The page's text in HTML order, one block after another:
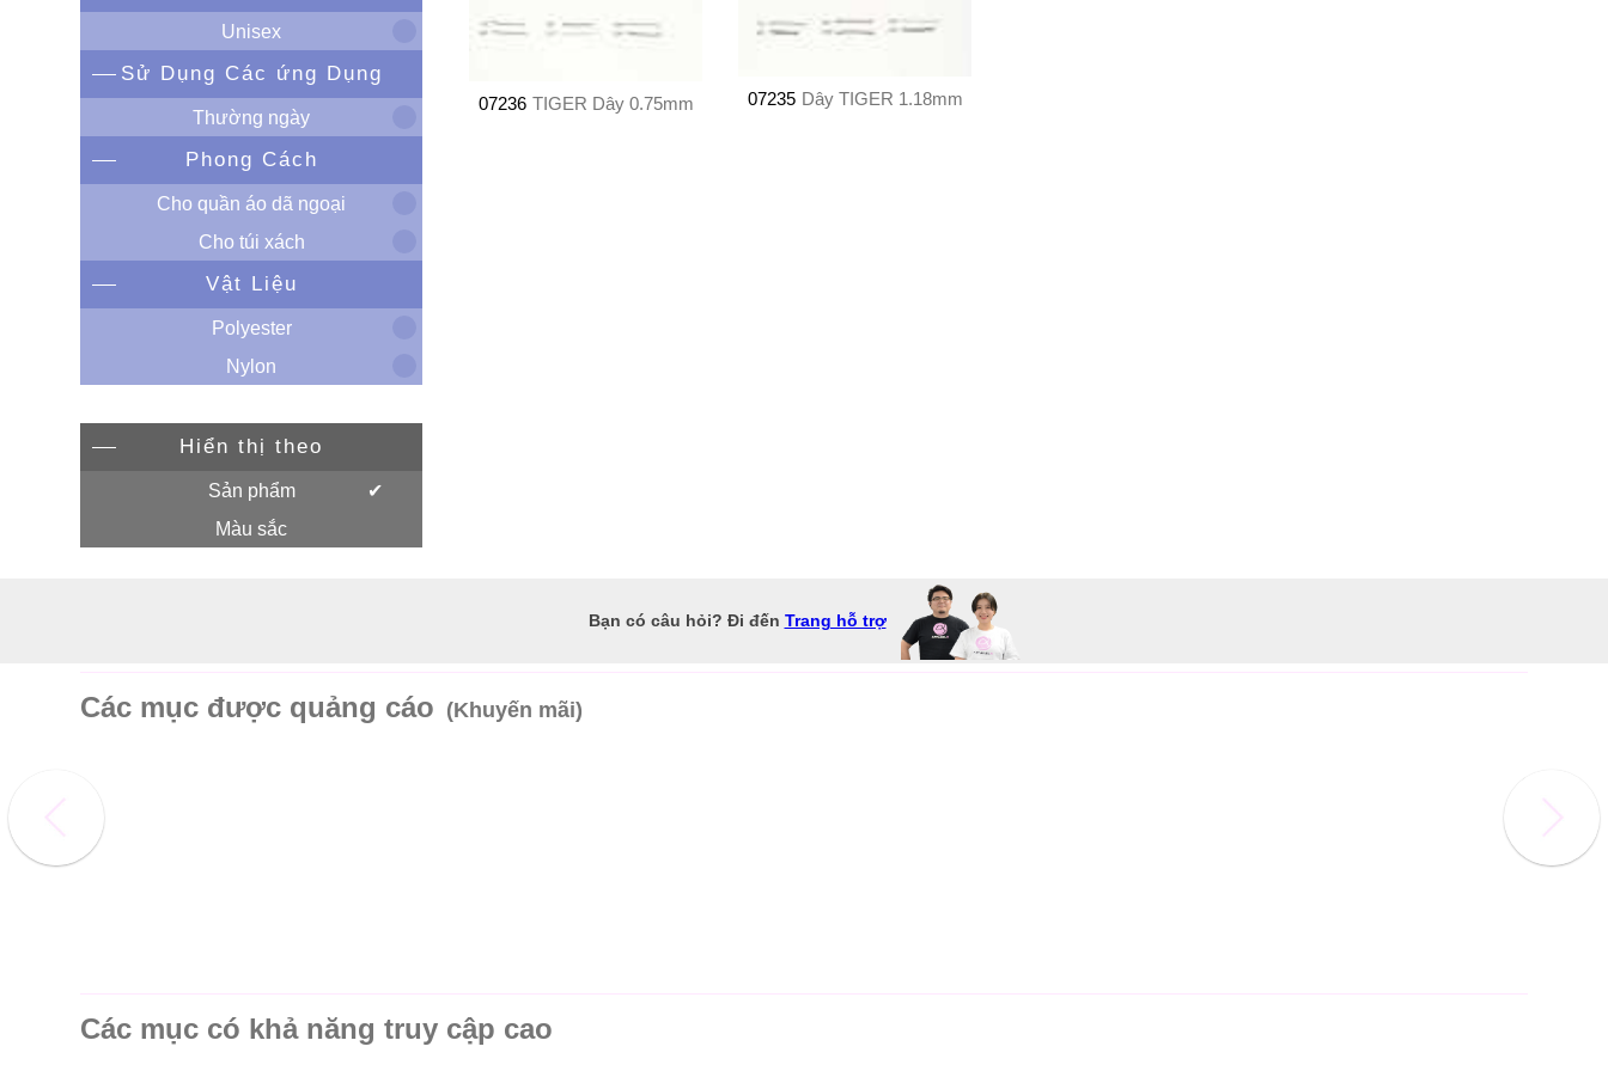
Unisex
Sử Dụng Các ứng Dụng
Thường ngày
Phong Cách
Cho quần áo dã ngoại
Cho túi xách
Vật Liệu
Polyester
Nylon
Hiển thị theo
Sản phẩm
Màu sắc
07236 TIGER Dây 0.75mm 07235 Dây TIGER 1.18mm
Bạn có câu hỏi? Đi đến Trang hỗ trợ
Các mục được quảng cáo (Khuyến mãi)
Các mục có khả năng truy cập cao